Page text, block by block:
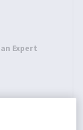
Expert